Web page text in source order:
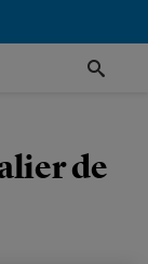
de